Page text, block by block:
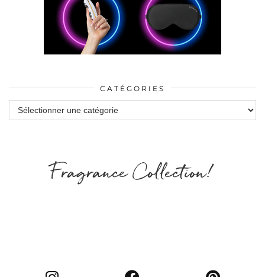
CATÉGORIES
Catégories
Fragrance Collection!